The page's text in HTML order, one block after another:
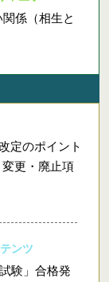
係（相生と
定のポイント
更・廃止項
ンツ
験」合格発